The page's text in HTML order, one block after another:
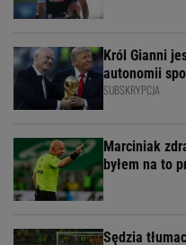
Król Gianni
autonomii
SUBSKRYPCJA
Marciniak
byłem na to
Sędzia